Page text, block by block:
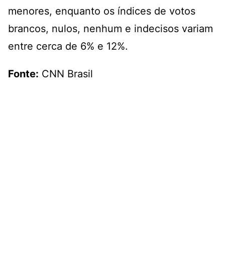
menores, enquanto os índices de votos
brancos, nulos, nenhum e indecisos variam
entre cerca de 6% e 12%.
Fonte: CNN Brasil